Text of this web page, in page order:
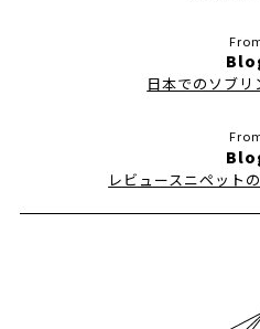
日本でのソブリ
レビュースニペット